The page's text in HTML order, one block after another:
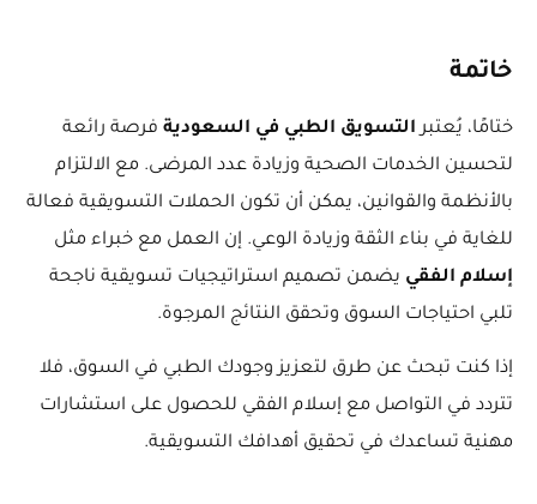
خاتمة
ختامًا، يُعتبر التسويق الطبي في السعودية فرصة رائعة
لتحسين الخدمات الصحية وزيادة عدد المرضى. مع الالتزام
بالأنظمة والقوانين، يمكن أن تكون الحملات التسويقية فعالة
للغاية في بناء الثقة وزيادة الوعي. إن العمل مع خبراء مثل
إسلام الفقي يضمن تصميم استراتيجيات تسويقية ناجحة
تلبي احتياجات السوق وتحقق النتائج المرجوة.
إذا كنت تبحث عن طرق لتعزيز وجودك الطبي في السوق، فلا
تتردد في التواصل مع إسلام الفقي للحصول على استشارات
مهنية تساعدك في تحقيق أهدافك التسويقية.